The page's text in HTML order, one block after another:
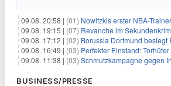
09.08. 20:58 | (01) Nowitzkis erster NBA-
09.08. 19:15 | (07) Revanche im
09.08. 17:12 | (02) Borussia Dortmund besiegt FC
09.08. 16:49 | (03) Perfekter Einstand: Torhüter
09.08. 11:38 | (03) Schmutzkampagne gegen
BUSINESS/PRESSE